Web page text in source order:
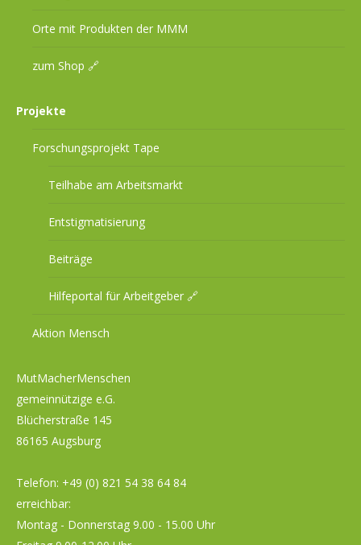
Orte mit Produkten der MMM
zum Shop 🔗
Projekte
Forschungsprojekt Tape
Teilhabe am Arbeitsmarkt
Entstigmatisierung
Beiträge
Hilfeportal für Arbeitgeber 🔗
Aktion Mensch
MutMacherMenschen
gemeinnützige e.G.
Blücherstraße 145
86165 Augsburg
Telefon: +49 (0) 821 54 38 64 84
erreichbar:
Montag - Donnerstag 9.00 - 15.00 Uhr